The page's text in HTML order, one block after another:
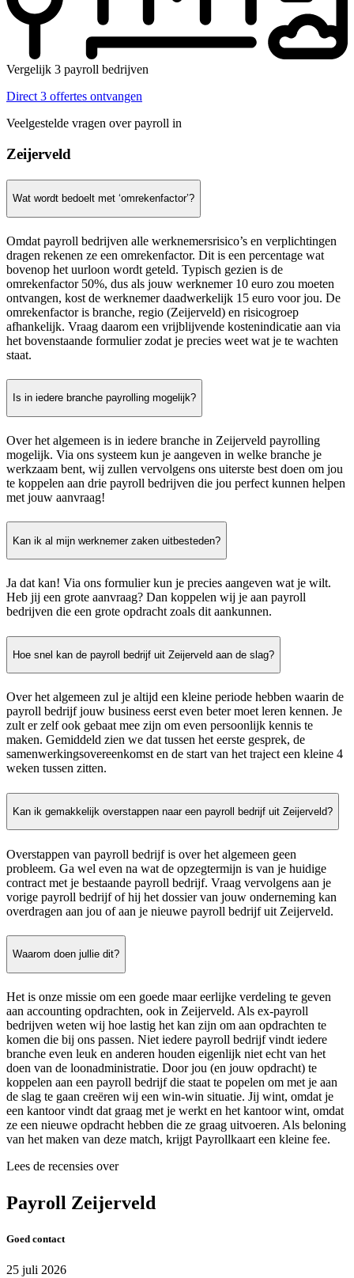
Vergelijk 3 payroll bedrijven
Direct 3 offertes ontvangen
Veelgestelde vragen over payroll in
Zeijerveld
Wat wordt bedoelt met ‘omrekenfactor’?
Omdat payroll bedrijven alle werknemersrisico’s en verplichtingen
dragen rekenen ze een omrekenfactor. Dit is een percentage wat
bovenop het uurloon wordt geteld. Typisch gezien is de
omrekenfactor 50%, dus als jouw werknemer 10 euro zou moeten
ontvangen, kost de werknemer daadwerkelijk 15 euro voor jou. De
omrekenfactor is branche, regio (Zeijerveld) en risicogroep
afhankelijk. Vraag daarom een vrijblijvende kostenindicatie aan via
het bovenstaande formulier zodat je precies weet wat je te wachten
staat.
Is in iedere branche payrolling mogelijk?
Over het algemeen is in iedere branche in Zeijerveld payrolling
mogelijk. Via ons systeem kun je aangeven in welke branche je
werkzaam bent, wij zullen vervolgens ons uiterste best doen om jou
te koppelen aan drie payroll bedrijven die jou perfect kunnen helpen
met jouw aanvraag!
Kan ik al mijn werknemer zaken uitbesteden?
Ja dat kan! Via ons formulier kun je precies aangeven wat je wilt.
Heb jij een grote aanvraag? Dan koppelen wij je aan payroll
bedrijven die een grote opdracht zoals dit aankunnen.
Hoe snel kan de payroll bedrijf uit Zeijerveld aan de slag?
Over het algemeen zul je altijd een kleine periode hebben waarin de
payroll bedrijf jouw business eerst even beter moet leren kennen. Je
zult er zelf ook gebaat mee zijn om even persoonlijk kennis te
maken. Gemiddeld zien we dat tussen het eerste gesprek, de
samenwerkingsovereenkomst en de start van het traject een kleine 4
weken tussen zitten.
Kan ik gemakkelijk overstappen naar een payroll bedrijf uit Zeijerveld?
Overstappen van payroll bedrijf is over het algemeen geen
probleem. Ga wel even na wat de opzegtermijn is van je huidige
contract met je bestaande payroll bedrijf. Vraag vervolgens aan je
vorige payroll bedrijf of hij het dossier van jouw onderneming kan
overdragen aan jou of aan je nieuwe payroll bedrijf uit Zeijerveld.
Waarom doen jullie dit?
Het is onze missie om een goede maar eerlijke verdeling te geven
aan accounting opdrachten, ook in Zeijerveld. Als ex-payroll
bedrijven weten wij hoe lastig het kan zijn om aan opdrachten te
komen die bij ons passen. Niet iedere payroll bedrijf vindt iedere
branche even leuk en anderen houden eigenlijk niet echt van het
doen van de loonadministratie. Door jou (en jouw opdracht) te
koppelen aan een payroll bedrijf die staat te popelen om met je aan
de slag te gaan creëren wij een win-win situatie. Jij wint, omdat je
een kantoor vindt dat graag met je werkt en het kantoor wint, omdat
ze een nieuwe opdracht hebben die ze graag uitvoeren. Als beloning
van het maken van deze match, krijgt Payrollkaart een kleine fee.
Lees de recensies over
Payroll Zeijerveld
Goed contact
25 juli 2026